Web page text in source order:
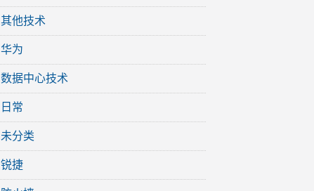
其他技术
华为
数据中心技术
日常
未分类
锐捷